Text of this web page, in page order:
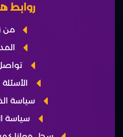
روابط
من
سياسة
سياسة